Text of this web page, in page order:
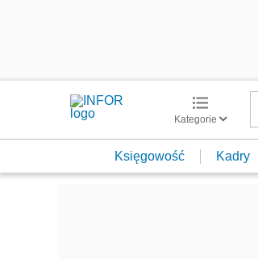
Kategorie
Księgowość Kadry